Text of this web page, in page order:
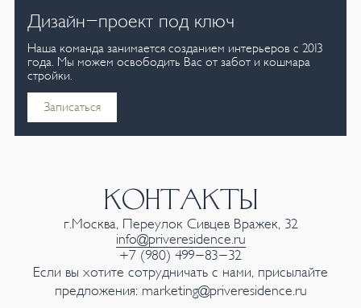
Дизайн-проект под ключ
Наша команда занимается созданием интерьеров с 2013
года. Мы можем освободить Вас от забот и кошмара
стройки.
Записаться
КОНТАКТЫ
г.Москва, Переулок Сивцев Вражек, 32
info@priveresidence.ru
+7 (980) 499-83-32
Если вы хотите сотрудничать с нами, присылайте
предложения: marketing@priveresidence.ru